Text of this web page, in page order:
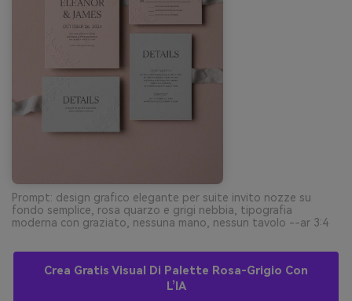
Prompt: design grafico elegante per suite invito nozze su
fondo semplice, rosa quarzo e grigi nebbia, tipografia
moderna con graziato, nessuna mano, nessun tavolo --ar 3:4
Crea Gratis Visual Di Palette Rosa-Grigio Con
L’IA